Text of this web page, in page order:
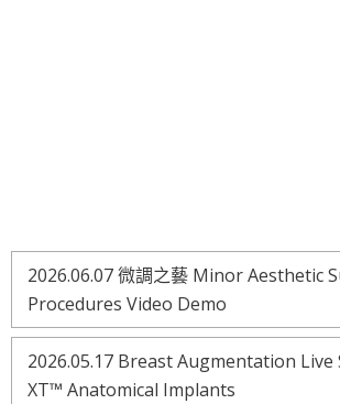
2026.06.07 微調之藝 Minor Aesthetic
Procedures Video Demo
2026.05.17 Breast Augmentation
XT™ Anatomical Implants